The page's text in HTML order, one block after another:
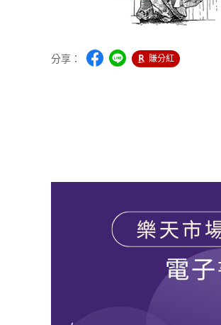
分享： 賺分紅